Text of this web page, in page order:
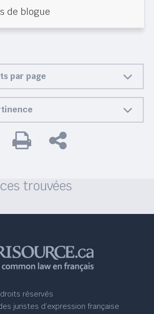
de blogue
par page
trouvées
réservés
juristes d’expression française